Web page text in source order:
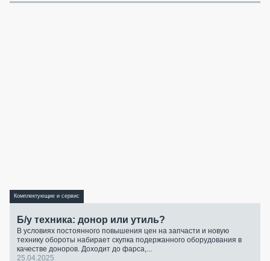
Комплектующие и сервис
Б/у техника: донор или утиль?
В условиях постоянного повышения цен на запчасти и новую
технику обороты набирает скупка подержанного оборудования в
качестве доноров. Доходит до фарса,...
25.04.2025